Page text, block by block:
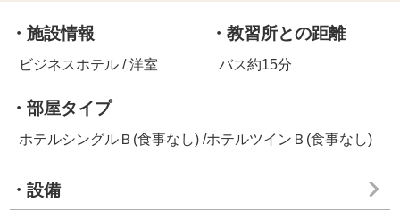
・施設情報
ビジネスホテル / 洋室
・教習所との距離
バス約15分
・部屋タイプ
ホテルシングルＢ(食事なし) /ホテルツインＢ(食事なし)
・設備